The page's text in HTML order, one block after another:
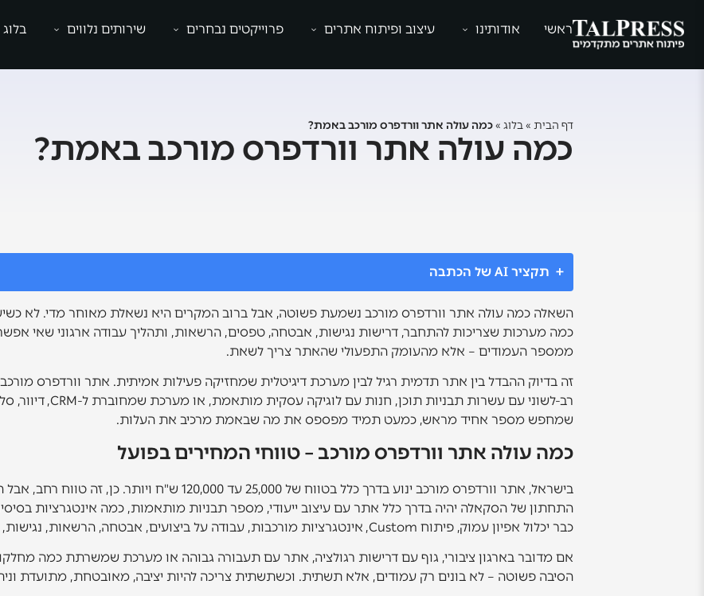
ראשי אודותינו עיצוב ופיתוח אתרים פרוייקטים נבחרים שירותים נלווים בלוג
דף הבית » בלוג »כמה עולה אתר וורדפרס מורכב באמת?
כמה עולה אתר וורדפרס מורכב באמת?
תקציר AI של הכתבה
השאלה כמה עולה אתר וורדפרס מורכב נשמעת פשוטה, אבל ברוב המקרים היא נשאלת מאוחר מדי. לא כשיש
כמה מערכות שצריכות להתחבר, דרישות נגישות, אבטחה, טפסים, הרשאות, ותהליך עבודה ארגוני שאי
ממספר העמודים – אלא מהעומק התפעולי שהאתר צריך לשאת.
זה בדיוק ההבדל בין אתר תדמית רגיל לבין מערכת דיגיטלית שמחזיקה פעילות אמיתית. אתר וורדפרס
שמחפש מספר אחיד מראש, כמעט תמיד מפספס את מה שבאמת מרכיב את העלות.
כמה עולה אתר וורדפרס מורכב – טווחי המחירים בפועל
בישראל, אתר וורדפרס מורכב ינוע בדרך כלל בטווח של 25,000
התחתון של הסקאלה יהיה בדרך כלל אתר עם עיצוב ייעודי, מספר תבניות מותאמות, כמה אינטגרציות
כבר יכלול אפיון עמוק, פיתוח Custom, אינטגרציות מורכבות, עבודה על ביצועים, אבטחה, הרשאות, נגישות, סבבי בדיקות ותחזוקה שוטפת.
אם מדובר בארגון ציבורי, גוף עם דרישות רגולציה, אתר עם תעבורה גבוהה או מערכת שמשרתת כמה
הסיבה פשוטה – לא בונים רק עמודים, אלא תשתית. וכשתשתית צריכה להיות יציבה, מאובטחת, מתועדת